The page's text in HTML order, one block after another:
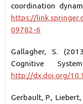
coordination
https://
09782-6
Gallagher, S.
Cognitive
http://dx.doi.org/
Gerbault, P.,